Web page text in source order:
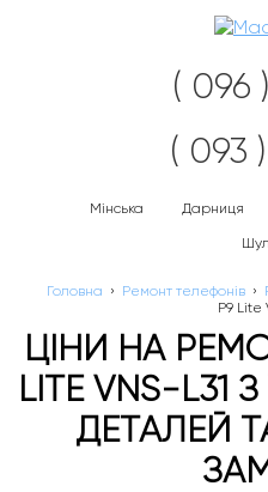
( 096
( 093
Мінська Дарниця
Головна › Ремонт телефонів ›
P9 Lite
ЦІНИ НА
LITE VNS-L31
ДЕТАЛЕЙ